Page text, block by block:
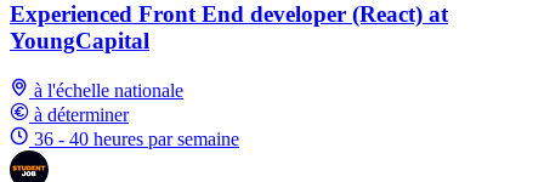
Experienced Front End developer (React) at
YoungCapital
à l'échelle nationale
à déterminer
36 - 40 heures par semaine